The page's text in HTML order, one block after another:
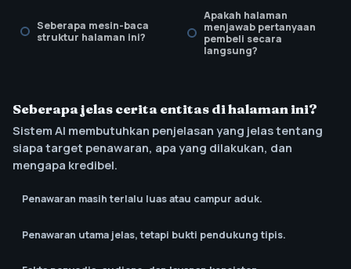
Seberapa mesin-baca
struktur halaman ini?
Apakah halaman
menjawab pertanyaan
pembeli secara
langsung?
untuk menjaga
kesegaran dan klaim?
Seberapa jelas cerita entitas di halaman ini?
Sistem AI membutuhkan penjelasan yang jelas tentang
siapa target penawaran, apa yang dilakukan, dan
mengapa kredibel.
Penawaran masih terlalu luas atau campur aduk.
Penawaran utama jelas, tetapi bukti pendukung tipis.